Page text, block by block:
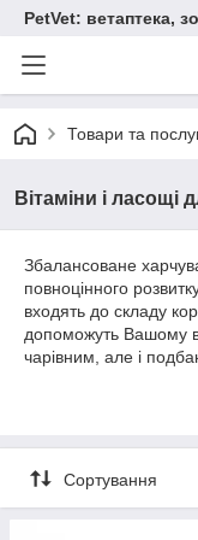
PetVet: ветаптека,
Товари та
Вітаміни і ласощі
Збалансоване
повноцінного
входять до складу
допоможуть Вашому
чарівним, але і
активність —
потурбуйтеся про це,
вітамінні і мінеральні
Сортування